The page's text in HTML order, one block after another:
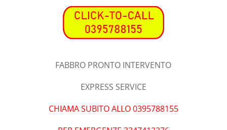
FABBRO PRONTO INTERVENTO
EXPRESS SERVICE
CHIAMA SUBITO ALLO 0395788155